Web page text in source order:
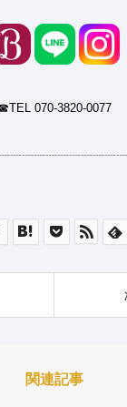
070-3820-0077
関連記事